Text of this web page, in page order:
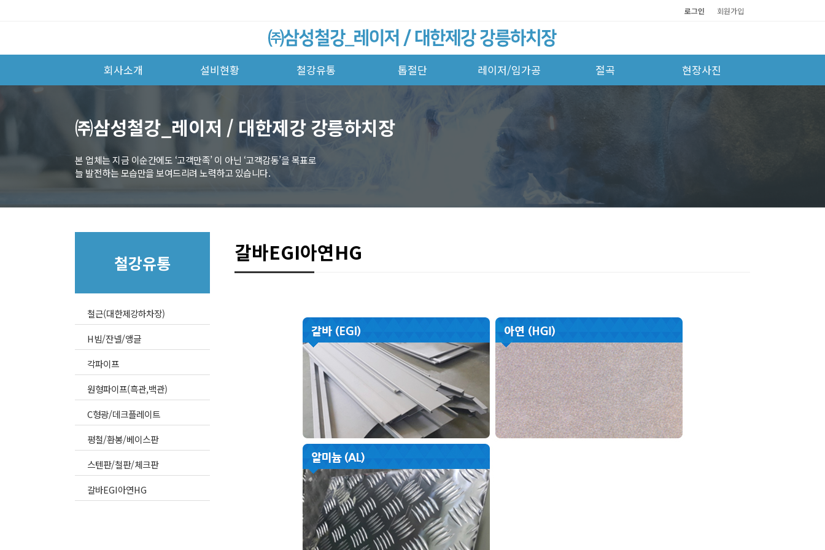
회원가입
로그인
회사소개 설비현황 철강유통 톱절단 레이저/임가공 절곡 현장사진
㈜삼성철강_레이저 / 대한제강 강릉하치장
본 업체는 지금 이순간에도 ‘고객만족’ 이 아닌 ‘고객감동’을 목표로
철강유통
철근(대한제강하차장)
H빔/잔넬/앵글
각파이프
원형파이프(흑관,백관)
C형광/데크플레이트
평철/환봉/베이스판
스텐판/철판/체크판
갈바EGI아연HG
갈바EGI아연HG